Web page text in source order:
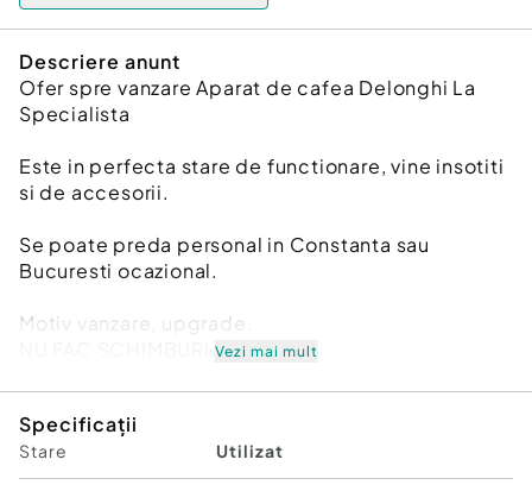
Descriere anunt
Ofer spre vanzare Aparat de cafea Delonghi La
Specialista
Este in perfecta stare de functionare, vine insotiti
si de accesorii.
Se poate preda personal in Constanta sau
Bucuresti ocazional.
Motiv vanzare, upgrade.
Vezi mai mult
Specificații
Stare Utilizat